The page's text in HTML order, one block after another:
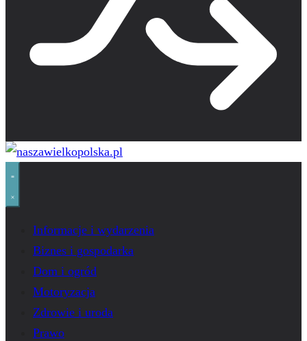
Informacje i wydarzenia
Biznes i gospodarka
Dom i ogród
Motoryzacja
Zdrowie i uroda
Prawo